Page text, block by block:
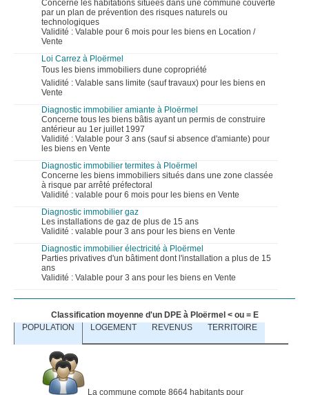
Concerne les habitations situées dans une commune couverte
par un plan de prévention des risques naturels ou
technologiques
Validité : Valable pour 6 mois pour les biens en Location /
Vente
Loi Carrez à Ploërmel
Tous les biens immobiliers dune copropriété
Validité : Valable sans limite (sauf travaux) pour les biens en
Vente
Diagnostic immobilier amiante à Ploërmel
Concerne tous les biens bâtis ayant un permis de construire
antérieur au 1er juillet 1997
Validité : Valable pour 3 ans (sauf si absence d'amiante) pour
les biens en Vente
Diagnostic immobilier termites à Ploërmel
Concerne les biens immobiliers situés dans une zone classée
à risque par arrêté préfectoral
Validité : valable pour 6 mois pour les biens en Vente
Diagnostic immobilier gaz
Les installations de gaz de plus de 15 ans
Validité : valable pour 3 ans pour les biens en Vente
Diagnostic immobilier électricité à Ploërmel
Parties privatives d'un bâtiment dont l'installation a plus de 15
ans
Validité : Valable pour 3 ans pour les biens en Vente
Classification moyenne d'un DPE à Ploërmel < ou = E
POPULATION
LOGEMENT REVENUS TERRITOIRE
La commune compte 8664 habitants pour